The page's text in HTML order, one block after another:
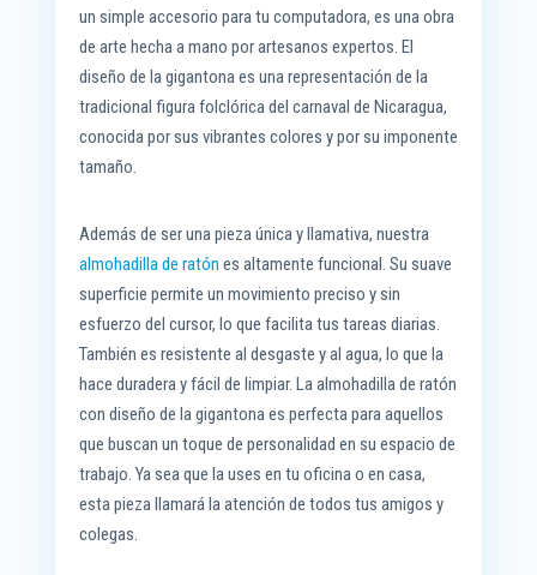
un simple accesorio para tu computadora, es una obra
de arte hecha a mano por artesanos expertos. El
diseño de la gigantona es una representación de la
tradicional figura folclórica del carnaval de Nicaragua,
conocida por sus vibrantes colores y por su imponente
tamaño.
Además de ser una pieza única y llamativa, nuestra
almohadilla de ratón es altamente funcional. Su suave
superficie permite un movimiento preciso y sin
esfuerzo del cursor, lo que facilita tus tareas diarias.
También es resistente al desgaste y al agua, lo que la
hace duradera y fácil de limpiar. La almohadilla de ratón
con diseño de la gigantona es perfecta para aquellos
que buscan un toque de personalidad en su espacio de
trabajo. Ya sea que la uses en tu oficina o en casa,
esta pieza llamará la atención de todos tus amigos y
colegas.